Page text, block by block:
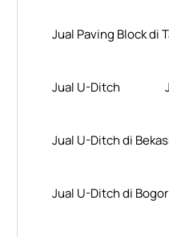
Jual Paving Block di
Jual U-Ditch
Jual U-Ditch di
Jual U-Ditch di Bogor